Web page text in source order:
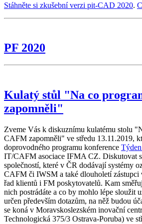
Stáhněte si zkušební verzi pit-CAD 2020.
PF 2020
Kulatý stůl "Na co
zapomněli"
Zveme Vás k diskuznímu kulatému stolu
CAFM zapomněli" ve středu 13.11.2019,
doprovodného programu konference
IT/CAFM asociace IFMA CZ. Diskutovat
společností, které v ČR dodávají systémy
CAFM či IWSM a také dlouholetí zástupci
řad klientů i FM poskytovatelů. Kam
nich postrádáte a co by mohlo lépe sloužit
určen především dotazům, na něž budou
se koná v Moravskoslezském inovační
Technologická 375/3 Ostrava-Poruba) ve